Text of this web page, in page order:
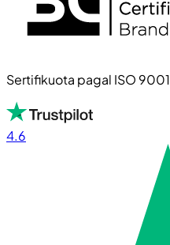
Sertifikuota pagal ISO 9001
4.6